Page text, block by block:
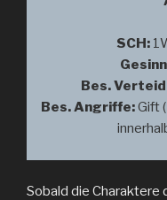
SCH:
Bes.
Bes. Angriffe:Gift
Sobald die Charaktere